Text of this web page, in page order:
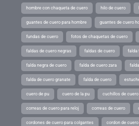
hombre con chaqueta de cuero hilo de cuero
guantes de cuero para hombre guantes de cuero
fundas de cuero fotos de chaquetas de cuero
faldas de cuero negras faldas de cuero falda
falda negra de cuero falda de cuero zara
falda de cuero granate falda de cuero
cuero de pu cuero de la pu cuchillos de cuero
correas de cuero para reloj correas de cuero
cordones de cuero para colgantes cordon de